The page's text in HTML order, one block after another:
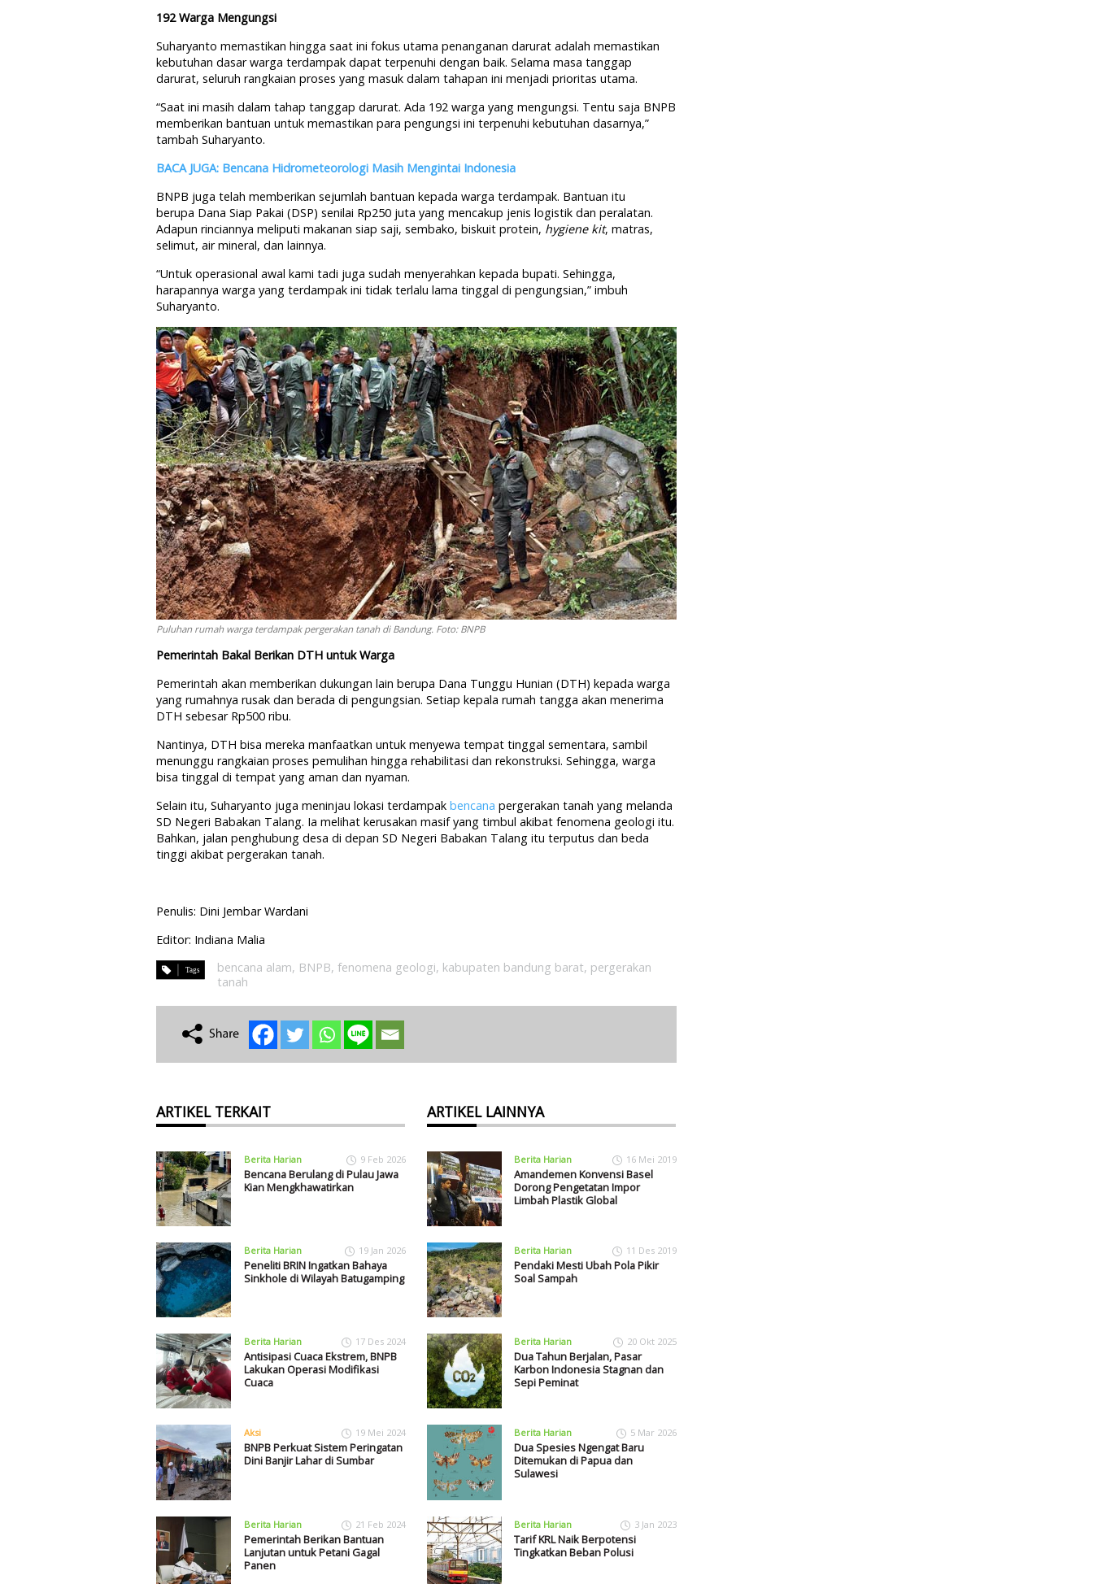
192 Warga Mengungsi
Suharyanto memastikan hingga saat ini fokus utama penanganan darurat adalah memastikan
kebutuhan dasar warga terdampak dapat terpenuhi dengan baik. Selama masa tanggap
darurat, seluruh rangkaian proses yang masuk dalam tahapan ini menjadi prioritas utama.
“Saat ini masih dalam tahap tanggap darurat. Ada 192 warga yang mengungsi. Tentu saja BNPB
memberikan bantuan untuk memastikan para pengungsi ini terpenuhi kebutuhan dasarnya,”
tambah Suharyanto.
BACA JUGA: Bencana Hidrometeorologi Masih Mengintai Indonesia
BNPB juga telah memberikan sejumlah bantuan kepada warga terdampak. Bantuan itu
berupa Dana Siap Pakai (DSP) senilai Rp250 juta yang mencakup jenis logistik dan peralatan.
Adapun rinciannya meliputi makanan siap saji, sembako, biskuit protein, hygiene kit, matras,
selimut, air mineral, dan lainnya.
“Untuk operasional awal kami tadi juga sudah menyerahkan kepada bupati. Sehingga,
harapannya warga yang terdampak ini tidak terlalu lama tinggal di pengungsian,” imbuh
Suharyanto.
Puluhan rumah warga terdampak pergerakan tanah di Bandung. Foto: BNPB
Pemerintah Bakal Berikan DTH untuk Warga
Pemerintah akan memberikan dukungan lain berupa Dana Tunggu Hunian (DTH) kepada warga
yang rumahnya rusak dan berada di pengungsian. Setiap kepala rumah tangga akan menerima
DTH sebesar Rp500 ribu.
Nantinya, DTH bisa mereka manfaatkan untuk menyewa tempat tinggal sementara, sambil
menunggu rangkaian proses pemulihan hingga rehabilitasi dan rekonstruksi. Sehingga, warga
bisa tinggal di tempat yang aman dan nyaman.
Selain itu, Suharyanto juga meninjau lokasi terdampak bencana pergerakan tanah yang melanda
SD Negeri Babakan Talang. Ia melihat kerusakan masif yang timbul akibat fenomena geologi itu.
Bahkan, jalan penghubung desa di depan SD Negeri Babakan Talang itu terputus dan beda
tinggi akibat pergerakan tanah.
Penulis: Dini Jembar Wardani
Editor: Indiana Malia
bencana alam, BNPB, fenomena geologi, kabupaten bandung barat, pergerakan
tanah
ARTIKEL TERKAIT
Berita Harian 9 Feb 2026
Bencana Berulang di Pulau Jawa
Kian Mengkhawatirkan
Berita Harian 19 Jan 2026
Peneliti BRIN Ingatkan Bahaya
Sinkhole di Wilayah Batugamping
Berita Harian 17 Des 2024
Antisipasi Cuaca Ekstrem, BNPB
Lakukan Operasi Modifikasi
Cuaca
Aksi 19 Mei 2024
BNPB Perkuat Sistem Peringatan
Dini Banjir Lahar di Sumbar
Berita Harian 21 Feb 2024
Pemerintah Berikan Bantuan
Lanjutan untuk Petani Gagal
Panen
ARTIKEL LAINNYA
Berita Harian 16 Mei 2019
Amandemen Konvensi Basel
Dorong Pengetatan Impor
Limbah Plastik Global
Berita Harian 11 Des 2019
Pendaki Mesti Ubah Pola Pikir
Soal Sampah
Berita Harian 20 Okt 2025
Dua Tahun Berjalan, Pasar
Karbon Indonesia Stagnan dan
Sepi Peminat
Berita Harian 5 Mar 2026
Dua Spesies Ngengat Baru
Ditemukan di Papua dan
Sulawesi
Berita Harian 3 Jan 2023
Tarif KRL Naik Berpotensi
Tingkatkan Beban Polusi